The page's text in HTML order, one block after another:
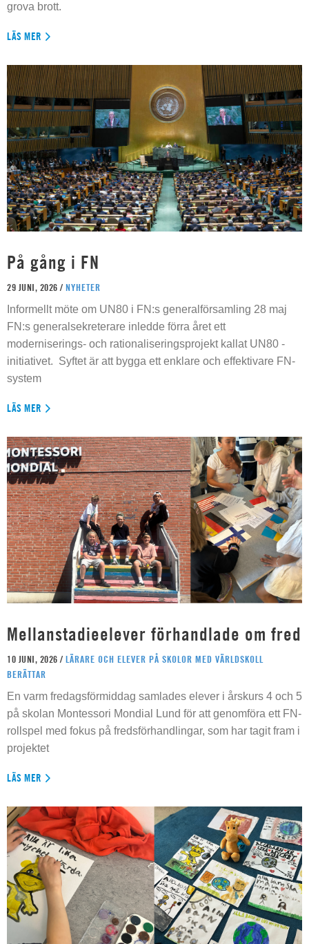
grova brott.
LÄS MER
På gång i FN
29 JUNI, 2026 / NYHETER
Informellt möte om UN80 i FN:s generalförsamling 28 maj
FN:s generalsekreterare inledde förra året ett
moderniserings- och rationaliseringsprojekt kallat UN80 -
initiativet. Syftet är att bygga ett enklare och effektivare FN-
system
LÄS MER
Mellanstadieelever förhandlade om fred
10 JUNI, 2026 / LÄRARE OCH ELEVER PÅ SKOLOR MED VÄRLDSKOLL
BERÄTTAR
En varm fredagsförmiddag samlades elever i årskurs 4 och 5
på skolan Montessori Mondial Lund för att genomföra ett FN-
rollspel med fokus på fredsförhandlingar, som har tagit fram i
projektet
LÄS MER